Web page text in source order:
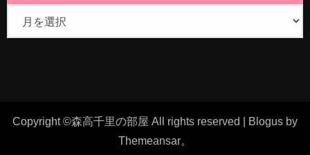
Copyright ©森高千里の部屋 All rights reserved Blogus by
Themeansar。